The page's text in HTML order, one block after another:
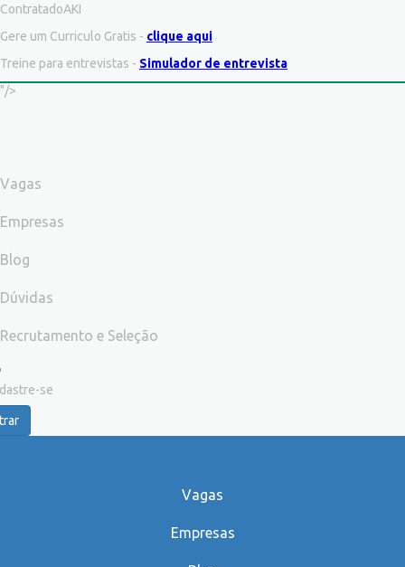
ContratadoAKI
Gere um Curriculo Gratis - clique aqui
Treine para entrevistas - Simulador de entrevista
"/>
Vagas
Empresas
Blog
Dúvidas
Recrutamento e Seleção
se
Vagas
Empresas